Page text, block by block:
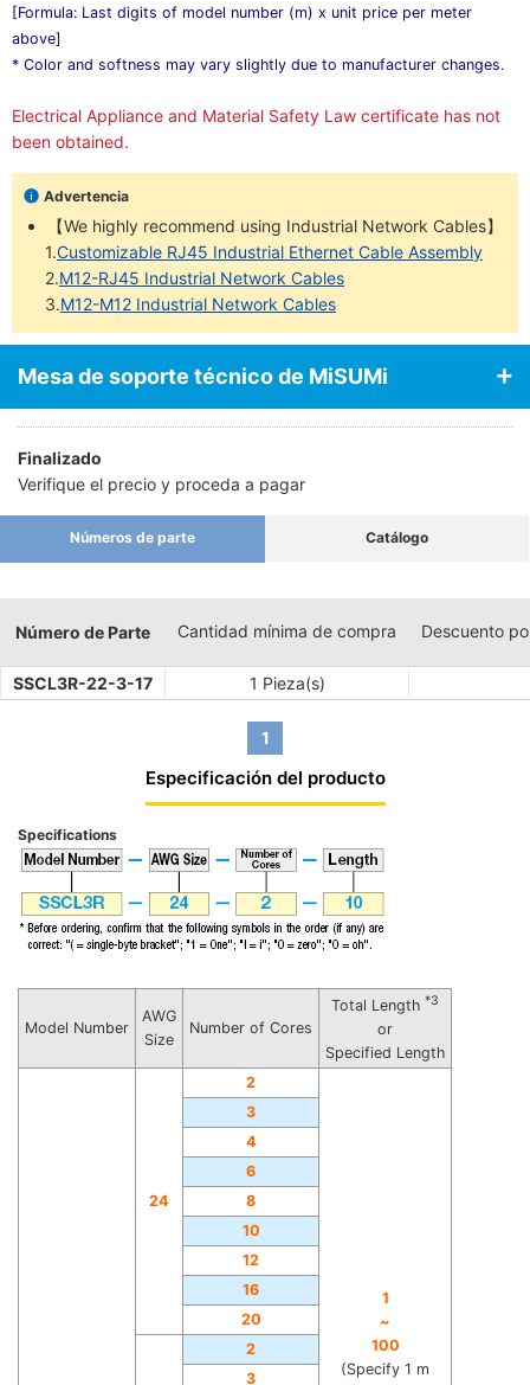
[Formula: Last digits of model number (m) x unit price per meter
above]
* Color and softness may vary slightly due to manufacturer changes.
Electrical Appliance and Material Safety Law certificate has not
been obtained.
Advertencia
【We highly recommend using Industrial Network Cables】
1.Customizable RJ45 Industrial Ethernet Cable Assembly
2.M12-RJ45 Industrial Network Cables
3.M12-M12 Industrial Network Cables
Mesa de soporte técnico de MiSUMi
Finalizado
Verifique el precio y proceda a pagar
Números de parte Catálogo
Número de Parte Cantidad mínima de compra Descuento
SSCL3R-22-3-17 1 Pieza(s)
1
Especificación del producto
Specifications
Model Number
AWG
Size
Number of Cores
Total Length *3
or
Specified Length
24
2
1
~
100
(Specify 1 m
3
4
6
8
10
12
16
20
2
3